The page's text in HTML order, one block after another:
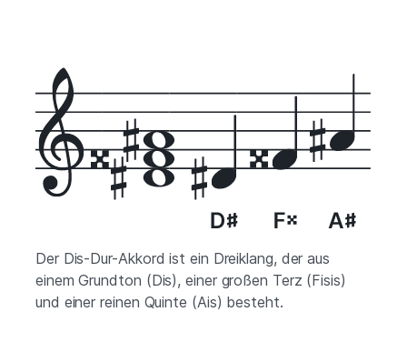
Der Dis-Dur-Akkord ist ein Dreiklang, der aus
einem Grundton (Dis), einer großen Terz (Fisis)
und einer reinen Quinte (Ais) besteht.